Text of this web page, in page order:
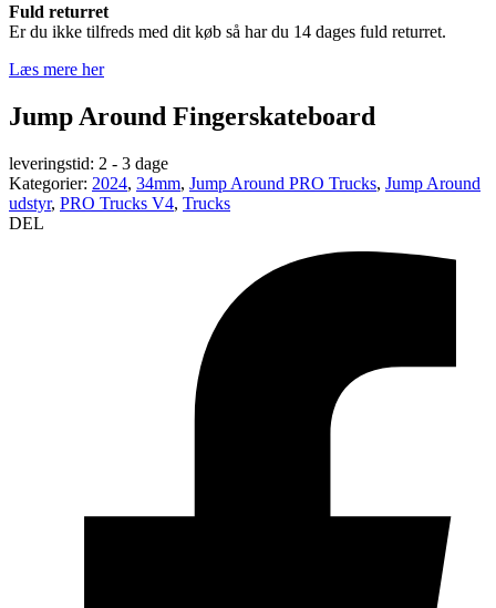
Fuld returret
Er du ikke tilfreds med dit køb så har du 14 dages fuld returret.
Læs mere her
Jump Around Fingerskateboard
leveringstid: 2 - 3 dage
Kategorier: 2024, 34mm, Jump Around PRO Trucks, Jump Around
udstyr, PRO Trucks V4, Trucks
DEL